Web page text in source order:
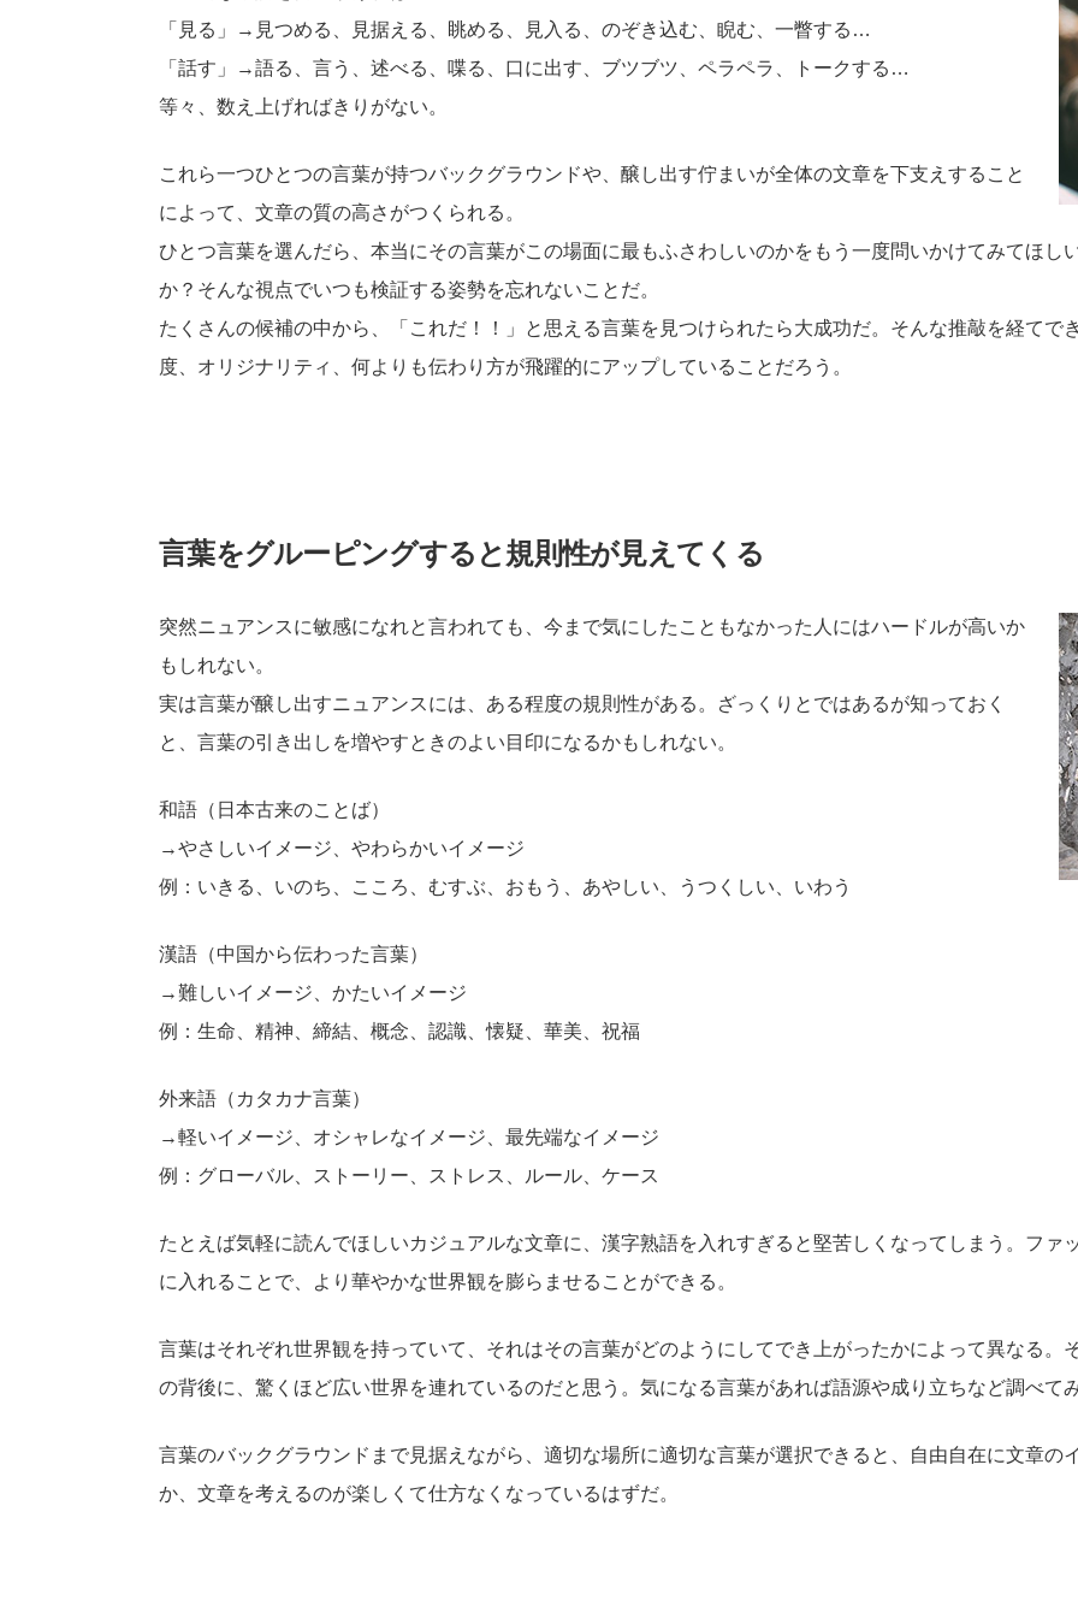
「見る」→見つめる、見据える、眺める、見入る、のぞき込む、睨む、一瞥する…
「話す」→語る、言う、述べる、喋る、口に出す、ブツブツ、ペラペラ、トークする…
等々、数え上げればきりがない。
これら一つひとつの言葉が持つバックグラウンドや、醸し出す佇まいが全体の文章を下支えすること
によって、文章の質の高さがつくられる。
ひとつ言葉を選んだら、本当にその言葉がこの場面に最もふさわしいのかをもう一度問いかけてみてほし
か？そんな視点でいつも検証する姿勢を忘れないことだ。
たくさんの候補の中から、「これだ！！」と思える言葉を見つけられたら大成功だ。そんな推敲を経てで
度、オリジナリティ、何よりも伝わり方が飛躍的にアップしていることだろう。
言葉をグルーピングすると規則性が見えてくる
突然ニュアンスに敏感になれと言われても、今まで気にしたこともなかった人にはハードルが高いか
もしれない。
実は言葉が醸し出すニュアンスには、ある程度の規則性がある。ざっくりとではあるが知っておく
と、言葉の引き出しを増やすときのよい目印になるかもしれない。
和語（日本古来のことば）
→やさしいイメージ、やわらかいイメージ
例：いきる、いのち、こころ、むすぶ、おもう、あやしい、うつくしい、いわう
漢語（中国から伝わった言葉）
→難しいイメージ、かたいイメージ
例：生命、精神、締結、概念、認識、懐疑、華美、祝福
外来語（カタカナ言葉）
→軽いイメージ、オシャレなイメージ、最先端なイメージ
例：グローバル、ストーリー、ストレス、ルール、ケース
たとえば気軽に読んでほしいカジュアルな文章に、漢字熟語を入れすぎると堅苦しくなってしまう。ファ
に入れることで、より華やかな世界観を膨らませることができる。
言葉はそれぞれ世界観を持っていて、それはその言葉がどのようにしてでき上がったかによって異なる。
の背後に、驚くほど広い世界を連れているのだと思う。気になる言葉があれば語源や成り立ちなど調べて
言葉のバックグラウンドまで見据えながら、適切な場所に適切な言葉が選択できると、自由自在に文章の
か、文章を考えるのが楽しくて仕方なくなっているはずだ。